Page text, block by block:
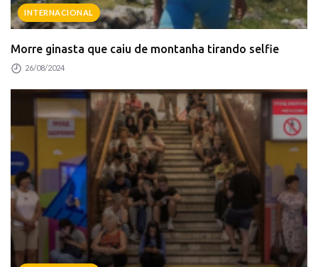
INTERNACIONAL
Morre ginasta que caiu de montanha tirando selfie
26/08/2024